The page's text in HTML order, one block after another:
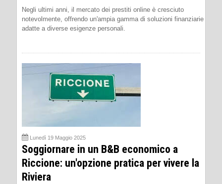
Negli ultimi anni, il mercato dei prestiti online è cresciuto
notevolmente, offrendo un'ampia gamma di soluzioni finanziarie
adatte a diverse esigenze personali.
Lunedì 19 Maggio 2025
Soggiornare in un B&B economico a
Riccione: un'opzione pratica per vivere la
Riviera